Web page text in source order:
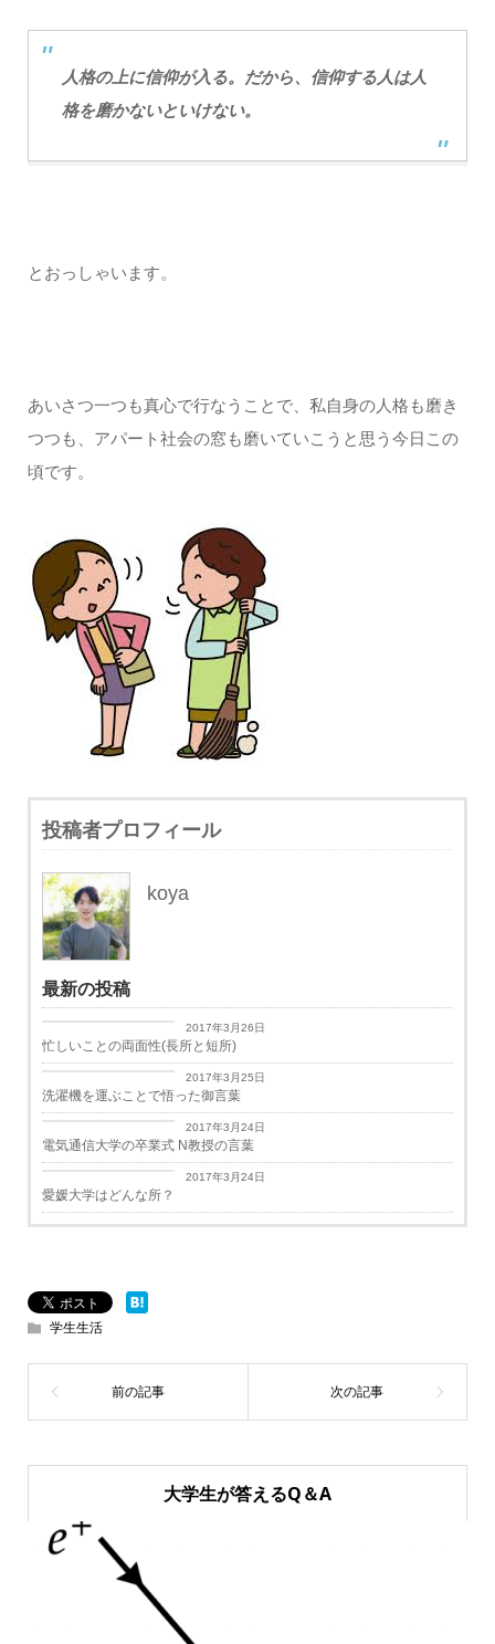
人格の上に信仰が入る。だから、信仰する人は人
格を磨かないといけない。
とおっしゃいます。
あいさつ一つも真心で行なうことで、私自身の人格も磨き
つつも、アパート社会の窓も磨いていこうと思う今日この
頃です。
投稿者プロフィール
koya
最新の投稿
2017年3月26日
忙しいことの両面性(長所と短所)
日々思うこと
2017年3月25日
洗濯機を運ぶことで悟った御言葉
学生生活
2017年3月24日
電気通信大学の卒業式 N教授の言葉
学生生活
2017年3月24日
愛媛大学はどんな所？
学生生活
大学生が答えるQ＆A